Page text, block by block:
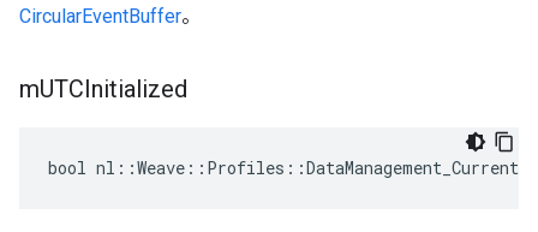
CircularEventBuffer。
mUTCInitialized
bool